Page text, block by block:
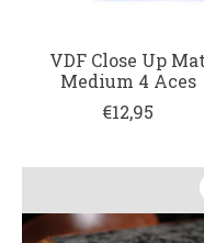
VDF Close Up Mat
Medium 4 Aces
€12,95